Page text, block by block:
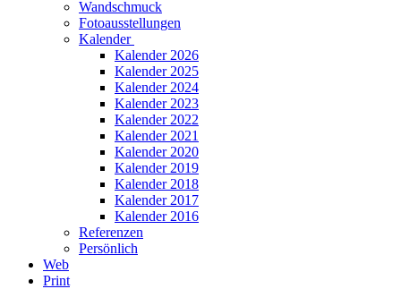
Wandschmuck
Fotoausstellungen
Kalender
Kalender 2026
Kalender 2025
Kalender 2024
Kalender 2023
Kalender 2022
Kalender 2021
Kalender 2020
Kalender 2019
Kalender 2018
Kalender 2017
Kalender 2016
Referenzen
Persönlich
Web
Print